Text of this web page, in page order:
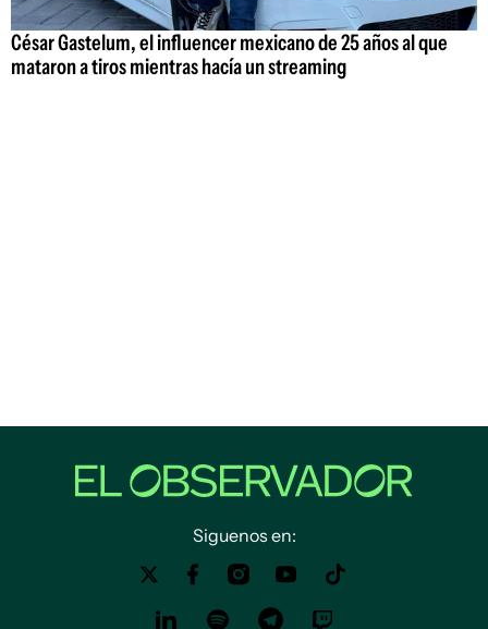
César Gastelum, el influencer mexicano de 25 años al que
mataron a tiros mientras hacía un streaming
Siguenos en: